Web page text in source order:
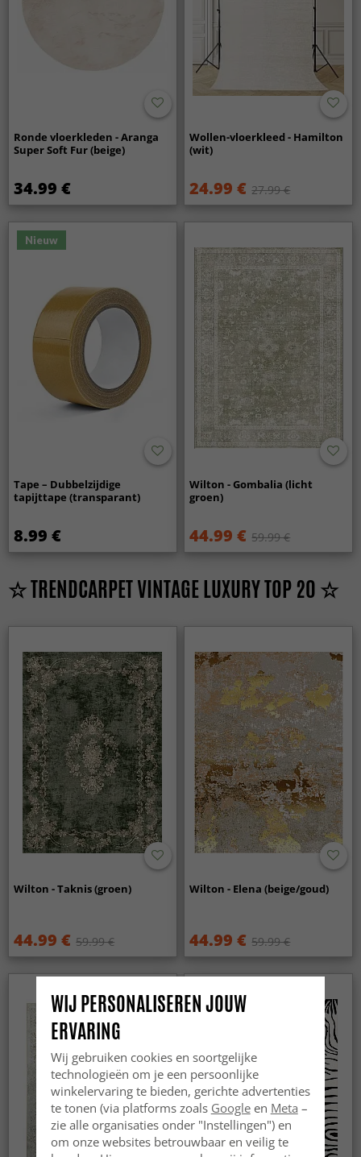
Ronde vloerkleden - Aranga
Super Soft Fur (beige)
34.99 €
Wollen-vloerkleed - Hamilton
(wit)
24.99 € 27.99 €
Nieuw
Tape – Dubbelzijdige
tapijttape (transparant)
8.99 €
Wilton - Gombalia (licht
groen)
44.99 € 59.99 €
☆ TRENDCARPET VINTAGE LUXURY TOP 20 ☆
Wilton - Taknis (groen)
44.99 € 59.99 €
Wilton - Elena (beige/goud)
44.99 € 59.99 €
WIJ PERSONALISEREN JOUW
ERVARING
Wij gebruiken cookies en soortgelijke
technologieën om je een persoonlijke
winkelervaring te bieden, gerichte advertenties
te tonen (via platforms zoals Googleen Meta –
zie alle organisaties onder "Instellingen") en
om onze websites betrouwbaar en veilig te